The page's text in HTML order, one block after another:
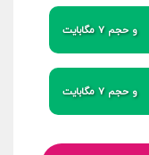
و حجم 7 مگابایت
و حجم 7 مگابایت